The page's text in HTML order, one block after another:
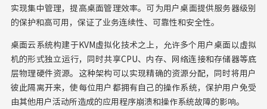
实现集中管理，提高桌面管理效率。可为用户桌面提供服务器级别
的保护和高可用，保证了业务连续性、可靠性和安全性。
桌面云系统构建于KVM虚拟化技术之上，允许多个用户桌面以虚拟
机的形式独立运行，同时共享CPU、内存、网络连接和存储器等底
层物理硬件资源。这种架构可以实现精确的资源分配，同时将用户
彼此隔离开来，使每位用户都拥有自己的操作系统，保护用户免受
由其他用户活动所造成的应用程序崩溃和操作系统故障的影响。